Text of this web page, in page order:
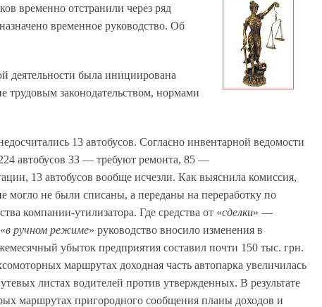
временно отстранили через ряд
временное руководство. Об
деятельности была инициирована
трудовым законодательством, нормами
13 автобусов. Согласно инвентарной ведомости
автобусов 33 — требуют ремонта, 85 —
13 автобусов вообще исчезли. Как выяснила комиссия,
не были списаны, а переданы на переработку по
компании-утилизатора. Где средства от «сделки» —
в ручном режиме» руководство вносило изменения в
убыток предприятия составил почти 150 тыс. грн.
маршрутах доходная часть автопарка увеличилась
листах водителей против утвержденных. В результате
маршрутах пригородного сообщения планы доходов и